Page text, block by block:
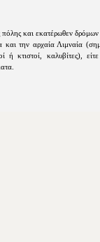
και εκατέρωθεν
και την αρχαία Λιμναία
ή κτιστοί, καλυβίτες),